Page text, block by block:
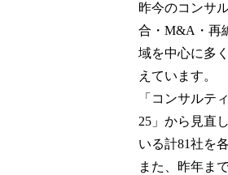
昨今のコンサ
合・M&A・再
域を中心に多
えています。
「コンサルテ
25」から見直
いる計81社を
また、昨年ま